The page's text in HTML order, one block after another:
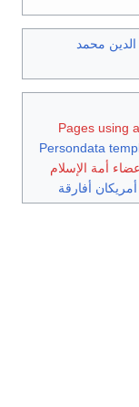
محمد
Pages using
Persondata
أمة الإسلام
أمريكان أفارقة